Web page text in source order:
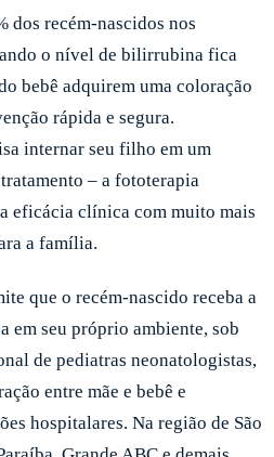
dos recém-nascidos nos
o nível de bilirrubina fica
bebê adquirem uma coloração
rápida e segura.
internar seu filho em um
– a fototerapia
eficácia clínica com muito mais
a família.
que o recém-nascido receba a
em seu próprio ambiente, sob
de pediatras neonatologistas,
entre mãe e bebê e
hospitalares. Na região de São